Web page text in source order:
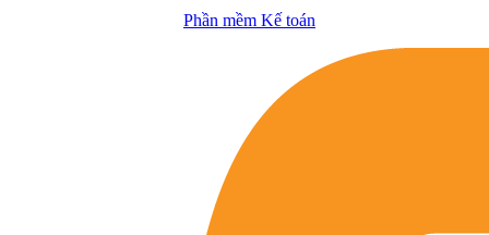
Phần mềm Kế toán